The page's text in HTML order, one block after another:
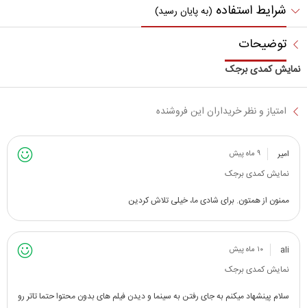
شرایط استفاده (به پایان رسید)
توضیحات
نمایش کمدی برجک
امتیاز و نظر خریداران این فروشنده
امیر ۹ ماه پیش
نمایش کمدی برجک
ممنون از همتون. برای شادی ما، خیلی تلاش کردین
ali ۱۰ ماه پیش
نمایش کمدی برجک
سلام پینشهاد میکنم به جای رفتن به سینما و دیدن فیلم های بدون محتوا حتما تاتر رو